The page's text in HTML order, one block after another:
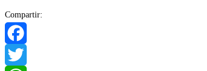
Compartir:
Facebook